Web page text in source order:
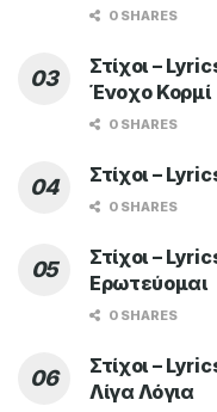
0 SHARES
Στίχοι –
Ένοχο Κορμί
0 SHARES
Στίχοι –
0 SHARES
Στίχοι –
Ερωτεύομαι
0 SHARES
Στίχοι –
Λίγα Λόγια